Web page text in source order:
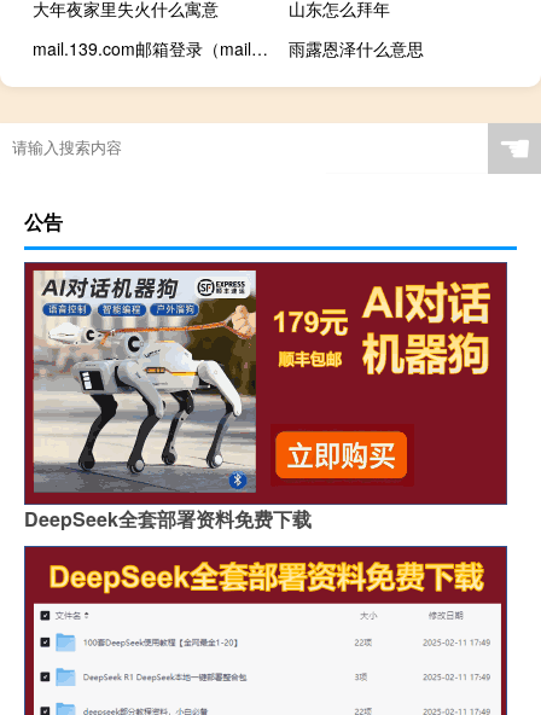
大年夜家里失火什么寓意
山东怎么拜年
mail.139.com邮箱登录（mail 126 com登录）
雨露恩泽什么意思
☚
公告
DeepSeek全套部署资料免费下载